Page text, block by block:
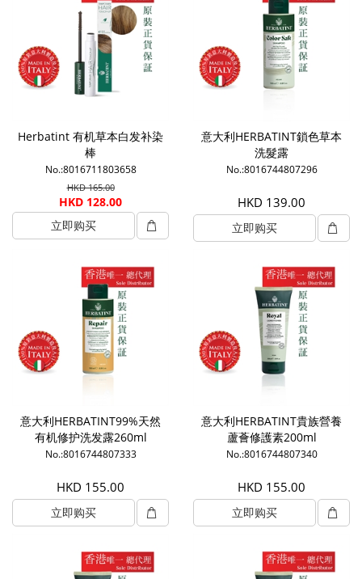
Herbatint 有机草本白发补染
棒
No.:8016711803658
HKD 165.00
HKD 128.00
立即购买
意大利HERBATINT鎖色草本
洗髮露
No.:8016744807296
HKD 139.00
立即购买
意大利HERBATINT99%天然
有机修护洗发露260ml
No.:8016744807333
HKD 155.00
立即购买
意大利HERBATINT貴族營養
蘆薈修護素200ml
No.:8016744807340
HKD 155.00
立即购买